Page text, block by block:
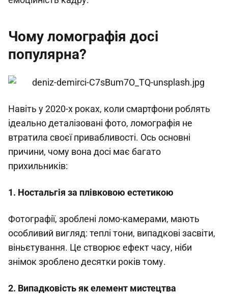
Чому ломографія досі
популярна?
Навіть у 2020-х роках, коли смартфони роблять
ідеально деталізовані фото, ломографія не
втратила своєї привабливості. Ось основні
причини, чому вона досі має багато
прихильників:
1. Ностальгія за плівковою естетикою
Фотографії, зроблені ломо-камерами, мають
особливий вигляд: теплі тони, випадкові засвіти,
віньєтування. Це створює ефект часу, ніби
знімок зроблено десятки років тому.
2. Випадковість як елемент мистецтва